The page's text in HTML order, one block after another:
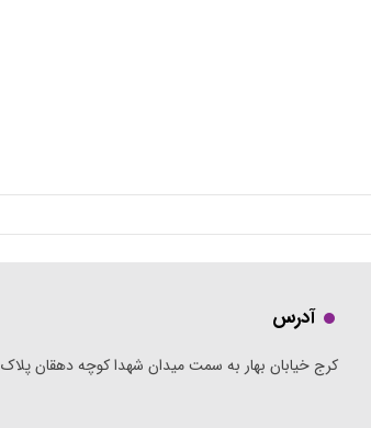
آدرس
کرج خیابان بهار به سمت میدان شهدا کوچه دهقان پلاک 582